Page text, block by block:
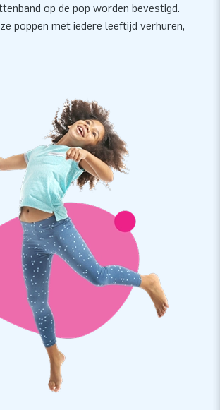
op de pop worden bevestigd.
poppen met iedere leeftijd verhuren,